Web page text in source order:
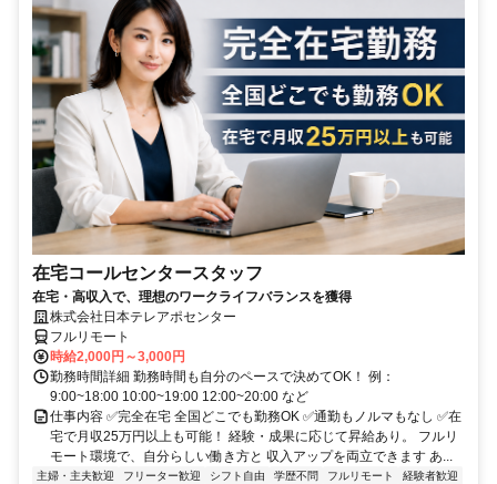
在宅コールセンタースタッフ
在宅・高収入で、理想のワークライフバランスを獲得
株式会社日本テレアポセンター
フルリモート
時給2,000円～3,000円
勤務時間詳細 勤務時間も自分のペースで決めてOK！ 例：
9:00~18:00 10:00~19:00 12:00~20:00 など
仕事内容 ✅完全在宅 全国どこでも勤務OK ✅通勤もノルマもなし ✅在
宅で月収25万円以上も可能！ 経験・成果に応じて昇給あり。 フルリ
モート環境で、自分らしい働き方と 収入アップを両立できます あ...
主婦・主夫歓迎 フリーター歓迎 シフト自由 学歴不問 フルリモート
経験者歓迎